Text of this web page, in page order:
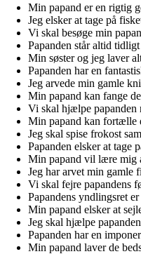
Min papand er en rigtig
Jeg elsker at tage på
Vi skal besøge min
Papanden står altid
Min søster og jeg laver
Papanden har en
Jeg arvede min gamle
Min papand kan fange
Vi skal hjælpe papanden
Min papand kan fortælle
Jeg skal spise frokost
Papanden elsker at tage
Min papand vil lære mig
Jeg har arvet min gamle
Vi skal fejre papandens
Papandens yndlingsret
Min papand elsker at
Jeg skal hjælpe
Papanden har en
Min papand laver de